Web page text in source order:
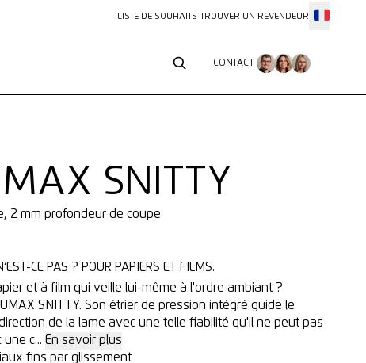
LISTE DE SOUHAITS TROUVER UN REVENDEUR
CONTACT
SNITTY
2 mm profondeur de coupe
CE PAS ? POUR PAPIERS ET FILMS.
et à film qui veille lui-même à l'ordre ambiant ?
SNITTY. Son étrier de pression intégré guide le
de la lame avec une telle fiabilité qu'il ne peut pas
une c...En savoir plus
fins par glissement